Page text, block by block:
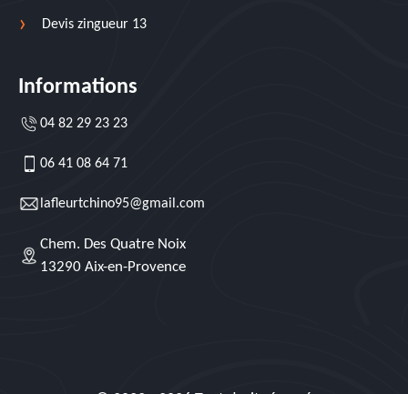
Devis zingueur 13
Informations
04 82 29 23 23
06 41 08 64 71
lafleurtchino95@gmail.com
Chem. Des Quatre Noix
13290 Aix-en-Provence